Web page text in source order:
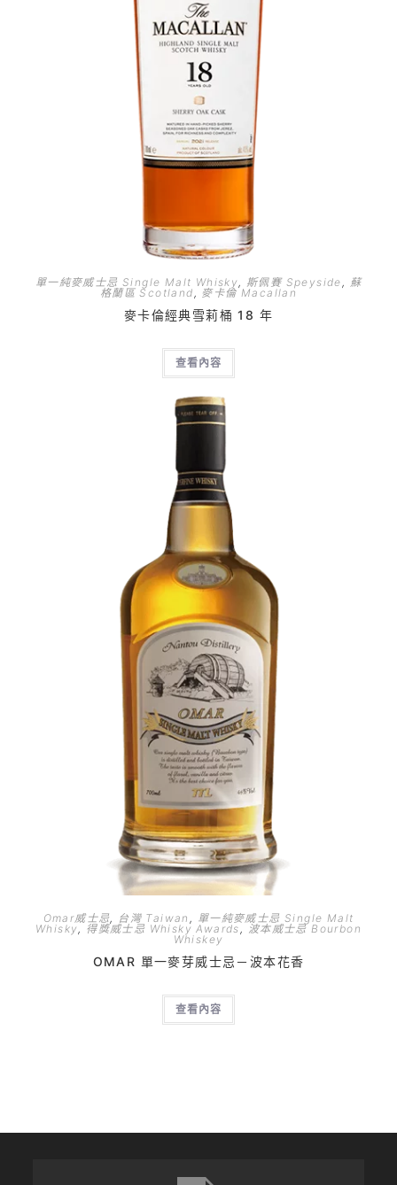
單一純麥威士忌 Single Malt Whisky, 斯佩賽 Speyside, 蘇
格蘭區 Scotland, 麥卡倫 Macallan
麥卡倫經典雪莉桶 18 年
查看內容
Omar威士忌, 台灣 Taiwan , 單一純麥威士忌 Single Malt
Whisky, 得獎威士忌 Whisky Awards , 波本威士忌 Bourbon
Whiskey
OMAR 單一麥芽威士忌－波本花香
查看內容